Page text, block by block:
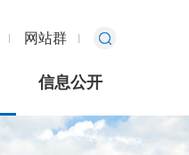
网站群
信息公开